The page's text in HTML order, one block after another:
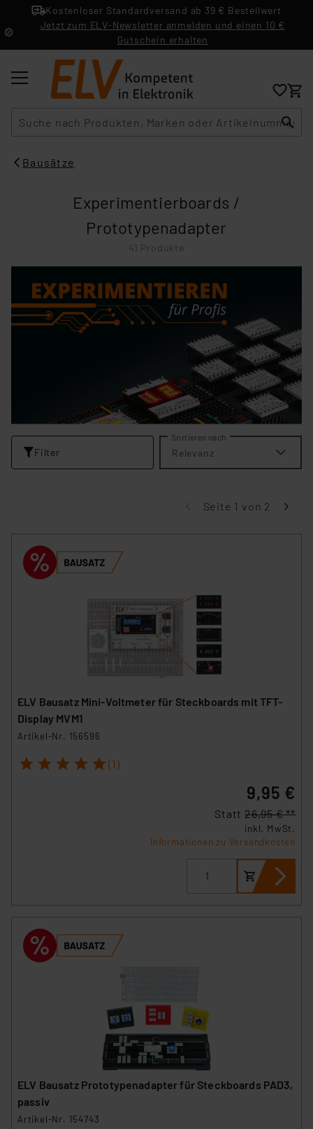
Kostenloser Standardversand ab 39 € Bestellwert
Jetzt zum ELV-Newsletter anmelden und einen 10 €
Gutschein erhalten
Bausätze
Experimentierboards /
Prototypenadapter
41 Produkte
Filter
Sortieren nach
Relevanz
Seite 1 von 2
ELV Bausatz Mini-Voltmeter für Steckboards mit TFT-
Display MVM1
Artikel-Nr. 156596
1 2 3 4 5 (1)
9,95 €
Statt 26,95 € **
inkl. MwSt.
Informationen zu Versandkosten
ELV Bausatz Prototypenadapter für Steckboards PAD3,
passiv
Artikel-Nr. 154743